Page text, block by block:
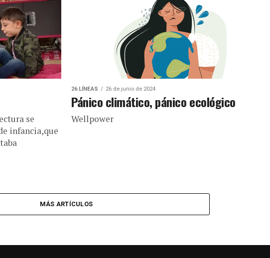
se
infancia,que
26 LÍNEAS 26 de junio de 2024
Pánico climático, pánico ecológico
Wellpower
MÁS ARTÍCULOS